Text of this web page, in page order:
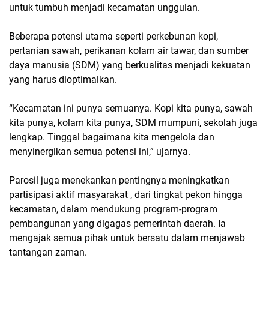
untuk tumbuh menjadi kecamatan unggulan.
Beberapa potensi utama seperti perkebunan kopi,
pertanian sawah, perikanan kolam air tawar, dan sumber
daya manusia (SDM) yang berkualitas menjadi kekuatan
yang harus dioptimalkan.
“Kecamatan ini punya semuanya. Kopi kita punya, sawah
kita punya, kolam kita punya, SDM mumpuni, sekolah juga
lengkap. Tinggal bagaimana kita mengelola dan
menyinergikan semua potensi ini,” ujarnya.
Parosil juga menekankan pentingnya meningkatkan
partisipasi aktif masyarakat , dari tingkat pekon hingga
kecamatan, dalam mendukung program-program
pembangunan yang digagas pemerintah daerah. Ia
mengajak semua pihak untuk bersatu dalam menjawab
tantangan zaman.